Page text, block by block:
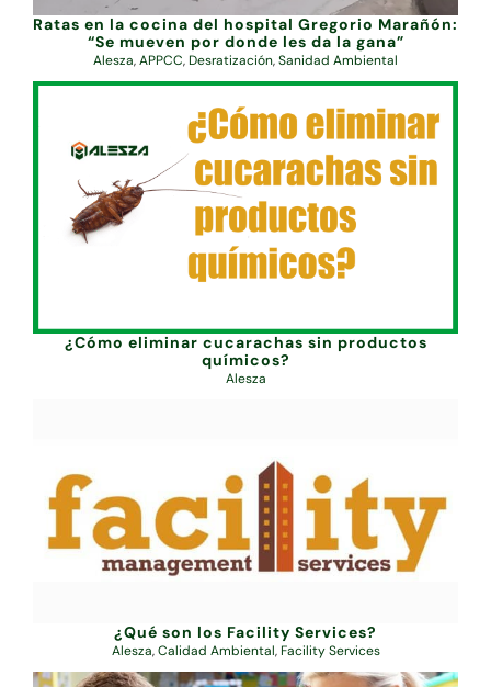
Ratas en la cocina del hospital Gregorio Marañón:
“Se mueven por donde les da la gana”
Alesza,APPCC,Desratización,Sanidad Ambiental
¿Cómo eliminar cucarachas sin productos
químicos?
Alesza
¿Qué son los Facility Services?
Alesza,Calidad Ambiental,Facility Services